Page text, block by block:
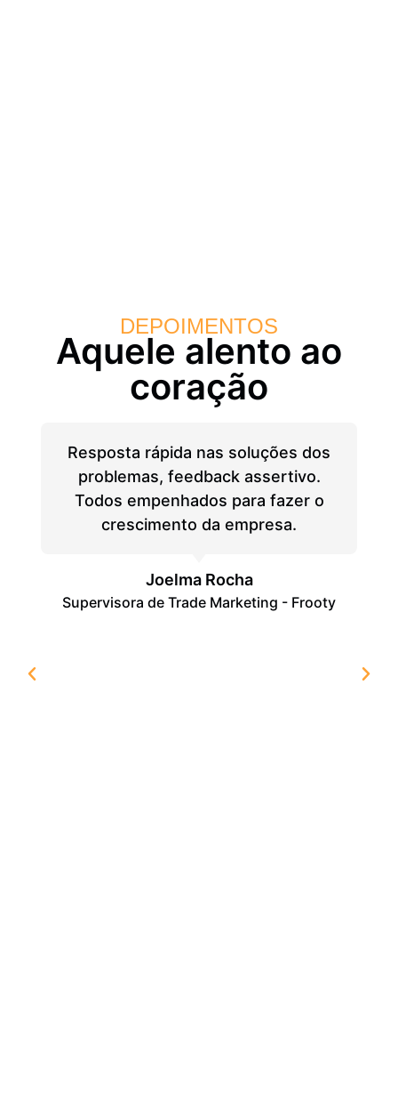
DEPOIMENTOS
Aquele alento ao
coração
Resposta rápida nas soluções dos
problemas, feedback assertivo.
Todos empenhados para fazer o
crescimento da empresa.
Joelma Rocha
Supervisora de Trade Marketing - Frooty